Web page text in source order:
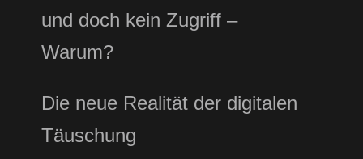
und doch kein Zugriff –
Warum?
Die neue Realität der digitalen
Täuschung